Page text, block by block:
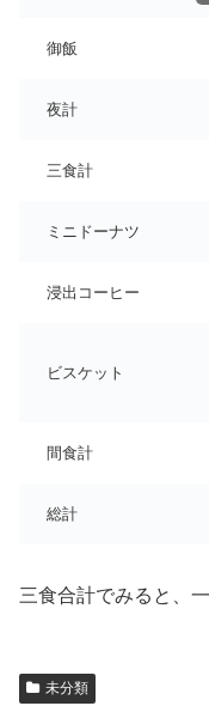
御飯
夜計
三食計
ミニドーナツ
浸出コーヒー
ビスケット
間食計
総計
三食合計でみると、
未分類